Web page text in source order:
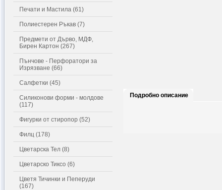
Печати и Мастила (61)
Полиестерен Ръкав (7)
Предмети от Дърво, МДФ,
Бирен Картон (267)
Пънчове - Перфоратори за
Изрязване (66)
Салфетки (45)
Силиконови форми - молдове
(117)
Фигурки от стиропор (52)
Филц (178)
Цветарска Тел (8)
Цветарско Тиксо (6)
Цветя Тичинки и Пеперуди
(167)
Подробно описание